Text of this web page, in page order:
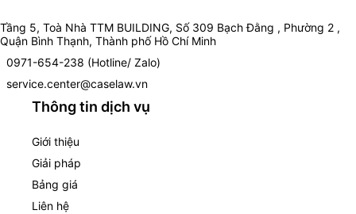
Tầng 5, Toà Nhà TTM BUILDING, Số 309 Bạch Đằng , Phường 2 ,
Quận Bình Thạnh, Thành phố Hồ Chí Minh
0971-654-238 (Hotline/ Zalo)
service.center@caselaw.vn
Thông tin dịch vụ
Giới thiệu
Giải pháp
Bảng giá
Liên hệ